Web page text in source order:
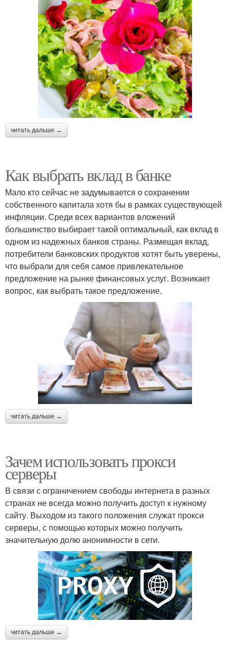
читать дальше →
Как выбрать вклад в банке
Мало кто сейчас не задумывается о сохранении
собственного капитала хотя бы в рамках существующей
инфляции. Среди всех вариантов вложений
большинство выбирает такой оптимальный, как вклад в
одном из надежных банков страны. Размещая вклад,
потребители банковских продуктов хотят быть уверены,
что выбрали для себя самое привлекательное
предложение на рынке финансовых услуг. Возникает
вопрос, как выбрать такое предложение.
читать дальше →
Зачем использовать прокси
серверы
В связи с ограничением свободы интернета в разных
странах не всегда можно получить доступ к нужному
сайту. Выходом из такого положения служат прокси
серверы, с помощью которых можно получить
значительную долю анонимности в сети.
читать дальше →